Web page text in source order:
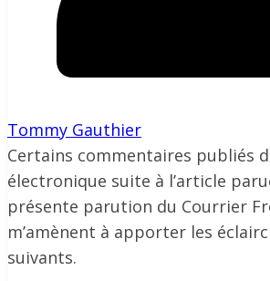
Tommy Gauthier
Certains commentaires publiés
électronique suite à l’article
présente parution du Courrier
m’amènent à apporter les
suivants.